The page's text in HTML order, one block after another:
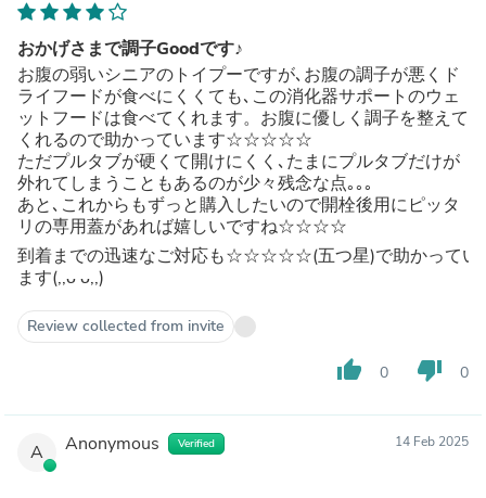
おかげさまで調子Goodです♪
お腹の弱いシニアのトイプーですが､お腹の調子が悪くド
ライフードが食べにくくても､この消化器サポートのウェ
ットフードは食べてくれます。お腹に優しく調子を整えて
くれるので助かっています☆☆☆☆☆
ただプルタブが硬くて開けにくく､たまにプルタブだけが
外れてしまうこともあるのが少々残念な点｡｡｡
あと､これからもずっと購入したいので開栓後用にピッタ
リの専用蓋があれば嬉しいですね☆☆☆☆
到着までの迅速なご対応も☆☆☆☆☆(五つ星)で助かってい
ます(,,ᴗ ᴗ,,)
Review collected from invite
thumb_up 0 thumb_down 0
A Anonymous Verified 14 Feb 2025